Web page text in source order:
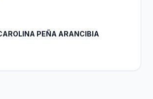
PEÑA ARANCIBIA